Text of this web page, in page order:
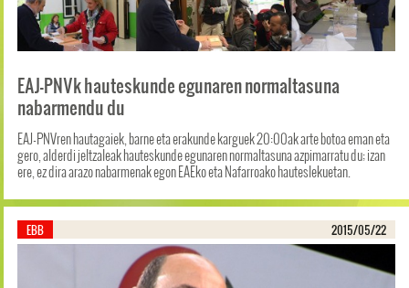
EAJ-PNVk hauteskunde egunaren normaltasuna
nabarmendu du
EAJ-PNVren hautagaiek, barne eta erakunde karguek 20:00ak arte botoa eman eta
gero, alderdi jeltzaleak hauteskunde egunaren normaltasuna azpimarratu du; izan
ere, ez dira arazo nabarmenak egon EAEko eta Nafarroako hauteslekuetan.
EBB 2015/05/22